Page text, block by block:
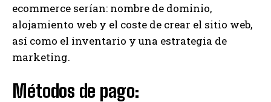
ecommerce serían: nombre de dominio,
alojamiento web y el coste de crear el sitio web,
así como el inventario y una estrategia de
marketing.
Métodos de pago: